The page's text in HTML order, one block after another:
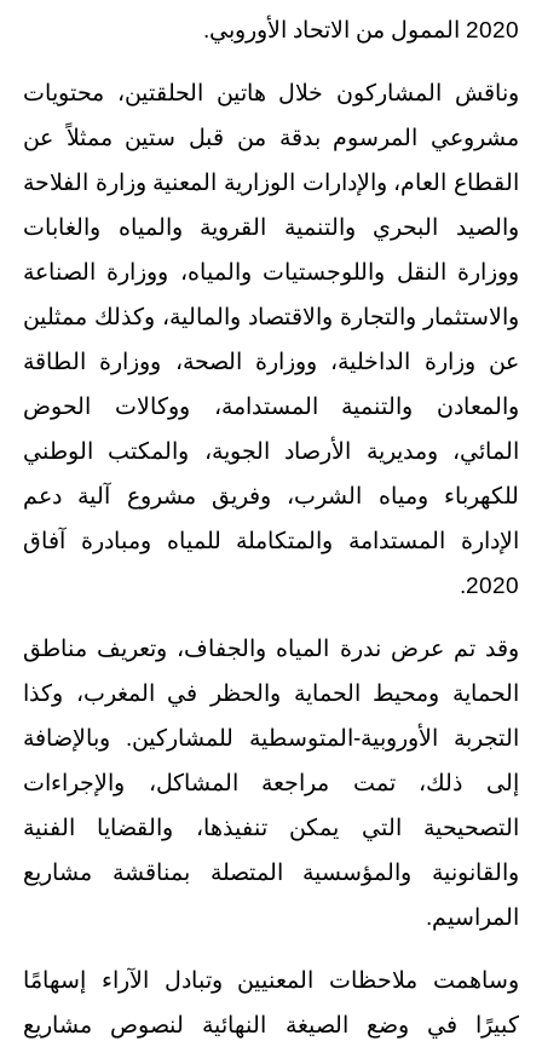
2020 الممول من الاتحاد الأوروبي.
وناقش المشاركون خلال هاتين الحلقتين، محتويات
مشروعي المرسوم بدقة من قبل ستين ممثلاً عن
القطاع العام، والإدارات الوزارية المعنية وزارة الفلاحة
والصيد البحري والتنمية القروية والمياه والغابات
ووزارة النقل واللوجستيات والمياه، ووزارة الصناعة
والاستثمار والتجارة والاقتصاد والمالية، وكذلك ممثلين
عن وزارة الداخلية، ووزارة الصحة، ووزارة الطاقة
والمعادن والتنمية المستدامة، ووكالات الحوض
المائي، ومديرية الأرصاد الجوية، والمكتب الوطني
للكهرباء ومياه الشرب، وفريق مشروع آلية دعم
الإدارة المستدامة والمتكاملة للمياه ومبادرة آفاق
2020.
وقد تم عرض ندرة المياه والجفاف، وتعريف مناطق
الحماية ومحيط الحماية والحظر في المغرب، وكذا
التجربة الأوروبية-المتوسطية للمشاركين. وبالإضافة
إلى ذلك، تمت مراجعة المشاكل، والإجراءات
التصحيحية التي يمكن تنفيذها، والقضايا الفنية
والقانونية والمؤسسية المتصلة بمناقشة مشاريع
المراسيم.
وساهمت ملاحظات المعنيين وتبادل الآراء إسهامًا
كبيرًا في وضع الصيغة النهائية لنصوص مشاريع